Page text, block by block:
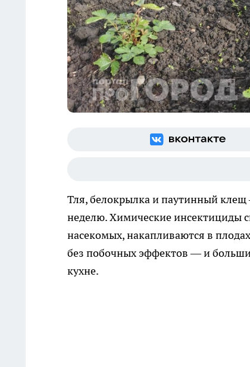
Тля, белокрылка и паутинный клещ
неделю. Химические инсектициды
насекомых, накапливаются в
без побочных эффектов — и
кухне.